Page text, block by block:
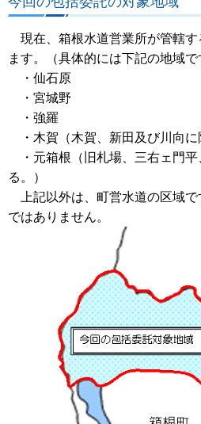
現在、箱根水道営業所が管轄す
ます。（具体的には下記の地域で
・仙石原
・宮城野
・強羅
・木賀（木賀、新田及び川向に
・元箱根（旧札場、三右ェ門平
る。）
上記以外は、町営水道の区域で
ではありません。